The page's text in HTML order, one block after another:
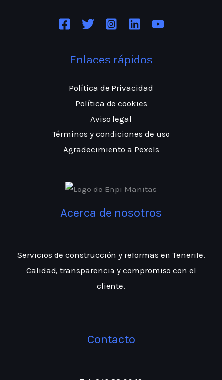
Enlaces rápidos
Política de Privacidad
Política de cookies
Aviso legal
Términos y condiciones de uso
Agradecimiento a Pexels
Acerca de nosotros
Servicios de construcción y reformas en Tenerife.
Calidad, transparencia y compromiso con el
cliente.
Contacto